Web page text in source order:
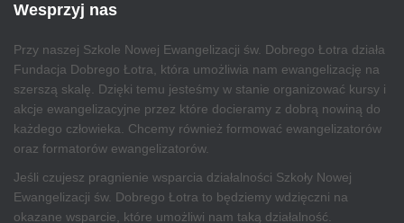
Wesprzyj nas
Przy naszej Szkole Nowej Ewangelizacji św. Dobrego Łotra działa
Fundacja Dobrego Łotra, która umożliwia nam ewangelizację na
szerszą skalę. Dzięki temu jesteśmy w stanie organizować kursy i
akcje ewangelizacyjne przez które docieramy z dobrą nowiną do
każdego człowieka. Chcemy również formować ewangelizatorów
oraz formatorów ewangelizatorów.
Jeśli czujesz pragnienie wsparcia działalności Szkoły Nowej
Ewangelizacji św. Dobrego Łotra to będziemy wdzięczni na
okazane wsparcie, które umożliwi nam taką działalność.